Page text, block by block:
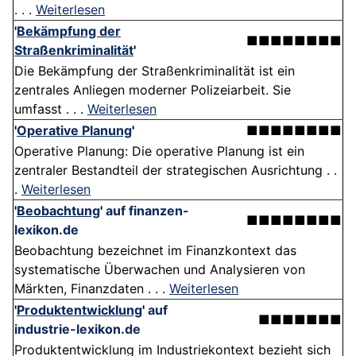
. . . Weiterlesen
'Bekämpfung der
Straßenkriminalität'
■■■■■■■■
Die Bekämpfung der Straßenkriminalität ist ein
zentrales Anliegen moderner Polizeiarbeit. Sie
umfasst . . . Weiterlesen
'Operative Planung'
■■■■■■■■
Operative Planung: Die operative Planung ist ein
zentraler Bestandteil der strategischen Ausrichtung . .
. Weiterlesen
'Beobachtung' auf finanzen-
lexikon.de
■■■■■■■■
Beobachtung bezeichnet im Finanzkontext das
systematische Überwachen und Analysieren von
Märkten, Finanzdaten . . . Weiterlesen
'Produktentwicklung' auf
industrie-lexikon.de
■■■■■■■
Produktentwicklung im Industriekontext bezieht sich